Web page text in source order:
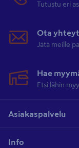
Tutustu eri
Ota
Jätä meille
Hae
Etsi lähin
Asiakaspalvelu
Info